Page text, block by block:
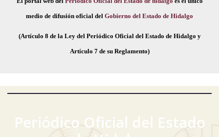
medio de difusión oficial del Gobierno del Estado de Hidalgo
(Artículo 8 de la Ley del Periódico Oficial del Estado de Hidalgo y
Artículo 7 de su Reglamento)
Periódico Oficial del Estado